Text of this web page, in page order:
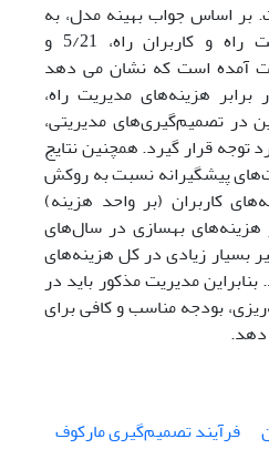
اساس جواب بهینه مدل، به
ترتیب کل هزینه مدیریت راه و کاربران راه، 5/21 و
آمده است که نشان می دهد
برابر هزینه‌های مدیریت راه،
در تصمیم‌گیری‌های مدیریتی،
توجه قرار گیرد. همچنین نتایج
پیشگیرانه نسبت به روکش
کاربران (بر واحد هزینه)
بهسازی در سال‌های
بسیار زیادی در کل هزینه‌های
مدیریت مذکور باید در
بودجه مناسب و کافی برای
فرآیند تصمیم‌گیری مارکوف